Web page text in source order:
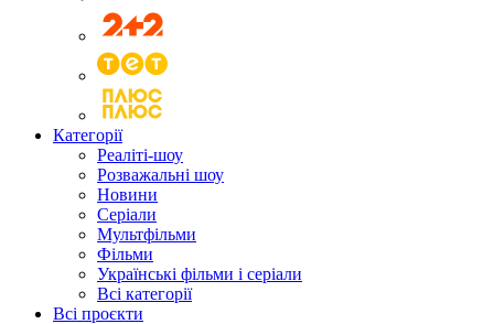
Категорії
Реаліті-шоу
Розважальні шоу
Новини
Серіали
Мультфільми
Фільми
Українські фільми і серіали
Всі категорії
Всі проєкти